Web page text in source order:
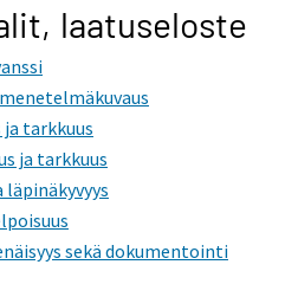
laatuseloste
tarkkuus
ja tarkkuus
läpinäkyvyys
sekä dokumentointi